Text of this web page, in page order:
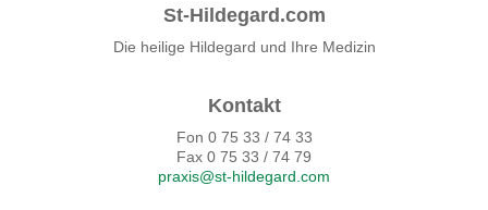
St-Hildegard.com
Die heilige Hildegard und Ihre Medizin
Kontakt
Fon 0 75 33 / 74 33
Fax 0 75 33 / 74 79
praxis@st-hildegard.com